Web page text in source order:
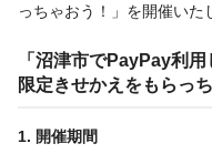
っちゃおう！」を開催いた
「沼津市でPayPay利
限定きせかえをもらっ
1. 開催期間